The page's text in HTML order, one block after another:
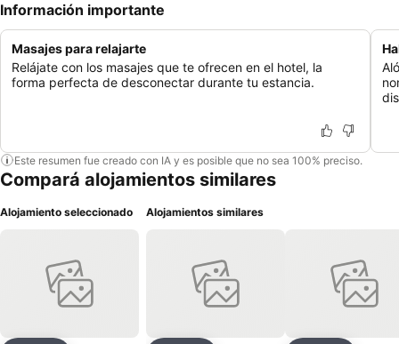
Información importante
Masajes para relajarte
Relájate con los masajes que te ofrecen en el hotel, la
forma perfecta de desconectar durante tu estancia.
Este resumen fue creado con IA y es posible que no sea 100% preciso.
Compará alojamientos similares
Alojamiento seleccionado Alojamientos similares